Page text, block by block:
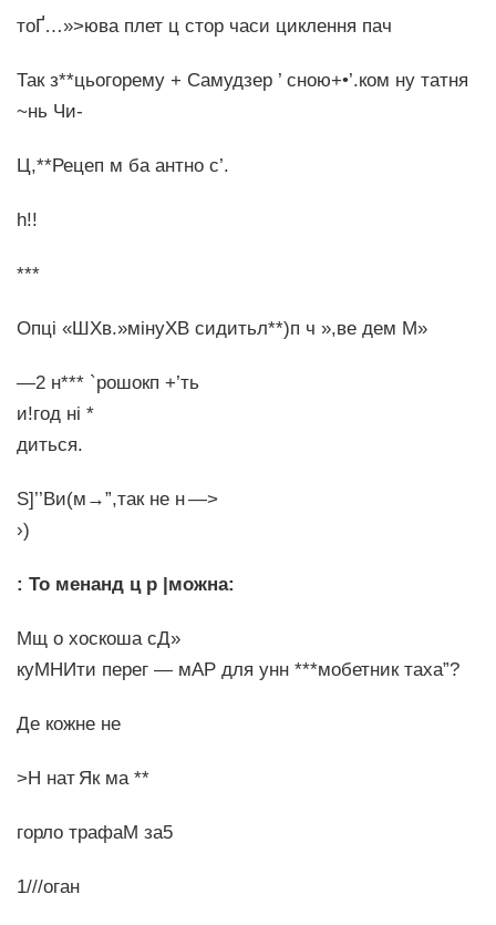
тоҐ…»>юва плет ц стор часи циклення пач
Так з**цьогорему + Самудзер ’ сною+•’.ком ну татня
~нь Чи-
Ц,**Рецеп м ба антно с’.
һ!!
***
Опці «ШХв.»мінуХВ сидитьл**)п ч »,ве дем М»
—2 н*** `рошокп +’ть
и!год ні *
диться.
S]’’Ви(м→”,так не н —>
›)
: То менанд ц р |можна:
Мщ о хоскоша сД»
куМНИти перег — мАР для унн ***мобетник таха”?
Де кожне не
>Н нат Як ма **
горло трафаМ за5
1///оган